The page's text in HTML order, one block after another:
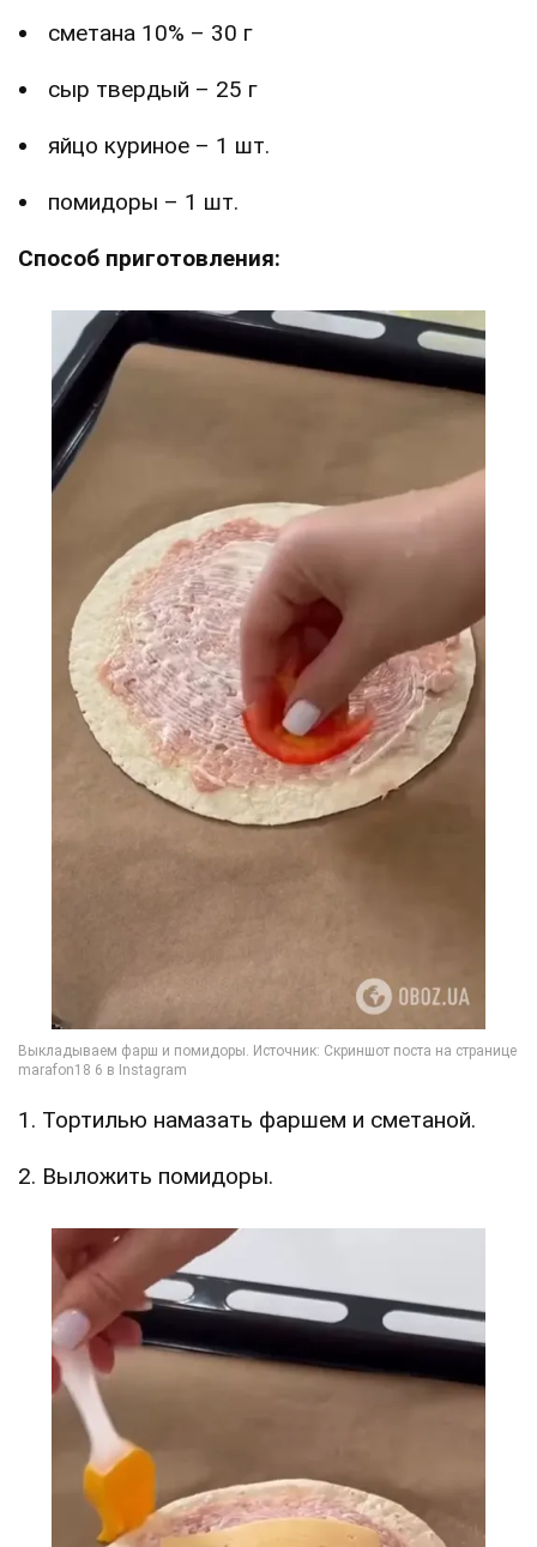
сметана 10% – 30 г
сыр твердый – 25 г
яйцо куриное – 1 шт.
помидоры – 1 шт.
Способ приготовления:
1. Тортилью намазать фаршем и сметаной.
2. Выложить помидоры.